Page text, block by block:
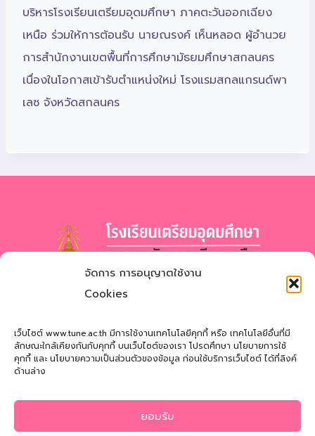
จัดการ การอนุญาตใช้งาน
Cookies
เว็บไซต์ www.tune.ac.th มีการใช้งานเทคโนโลยีคุกกี้ หรือ เทคโนโลยีอื่นที่มี
ลักษณะใกล้เคียงกันกับคุกกี้ บนเว็บไซต์ของเรา โปรดศึกษา นโยบายการใช้
คุกกี้ และ นโยบายความเป็นส่วนตัวของข้อมูล ก่อนใช้บริการเว็บไซต์ ได้ที่ลิงค์
ด้านล่าง
ยอมรับ
บริหารโรงเรียนเตรียมอุดมศึกษา ภาคตะวันออกเฉียง
เหนือ ร่วมให้การต้อนรับ นายณรงค์ เห็นหลอด ผู้อำนวย
การสำนักงานเขตพื้นที่การศึกษามัธยมศึกษาสกลนคร
เนื่องในโอกาสเข้ารับตำแหน่งใหม่ โรงแรมสกลแกรนด์พา
เลซ จังหวัดสกลนคร
โรงเรียนเตรียมอุดมศึกษา
Triamudomsuksa School of the Northeast
ที่อยู่: 121 หมู่ที่ 12 ถ.นิตโย ต.สว่างแดนดิน อ.สว่างแดนดิน